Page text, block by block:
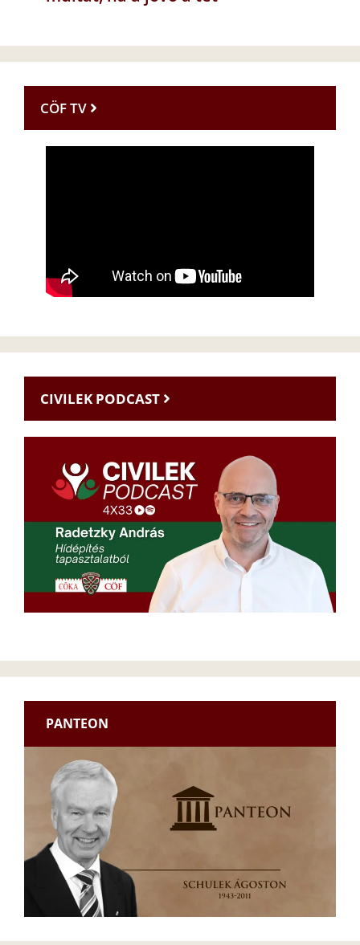
CÖF TV
CIVILEK PODCAST
PANTEON